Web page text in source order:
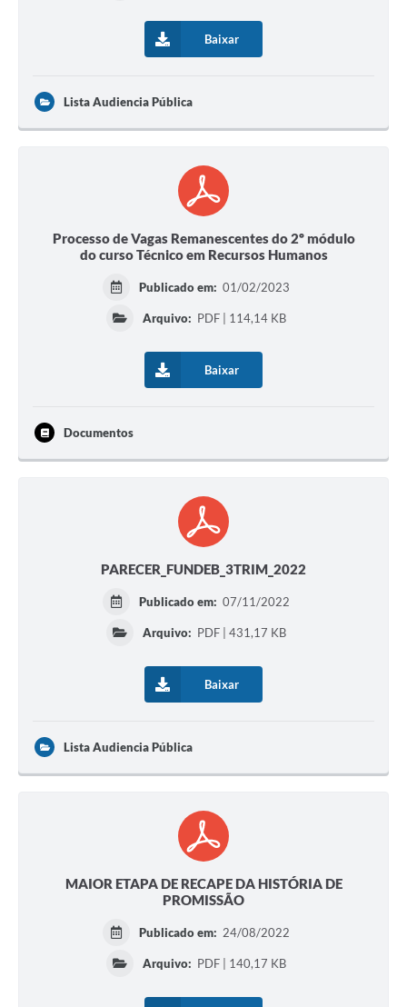
Baixar
Lista Audiencia Pública
Processo de Vagas Remanescentes do 2º módulo
do curso Técnico em Recursos Humanos
Publicado em: 01/02/2023
Arquivo: PDF | 114,14 KB
Baixar
Documentos
PARECER_FUNDEB_3TRIM_2022
Publicado em: 07/11/2022
Arquivo: PDF | 431,17 KB
Baixar
Lista Audiencia Pública
MAIOR ETAPA DE RECAPE DA HISTÓRIA DE
PROMISSÃO
Publicado em: 24/08/2022
Arquivo: PDF | 140,17 KB